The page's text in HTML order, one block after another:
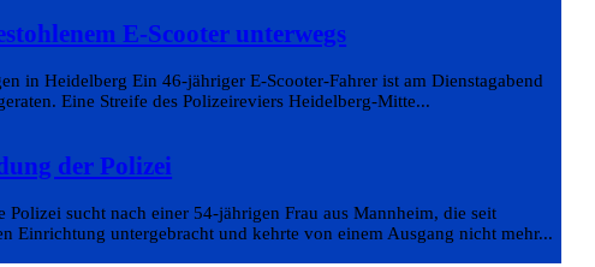
E-Scooter unterwegs
in Heidelberg Ein 46-jähriger E-Scooter-Fahrer ist am Dienstagabend
Eine Streife des Polizeireviers Heidelberg-Mitte...
der Polizei
sucht nach einer 54-jährigen Frau aus Mannheim, die seit
Einrichtung untergebracht und kehrte von einem Ausgang nicht mehr...